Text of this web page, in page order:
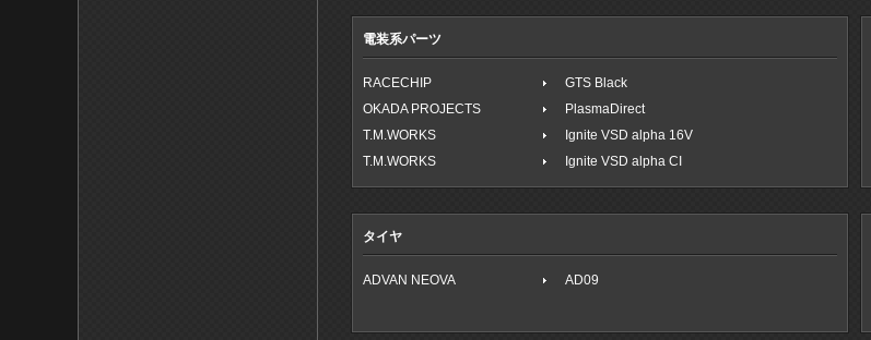
電装系パーツ
RACECHIP
GTS Black
OKADA PROJECTS
PlasmaDirect
T.M.WORKS
Ignite VSD alpha 16V
T.M.WORKS
Ignite VSD alpha CI
タイヤ
ADVAN NEOVA AD09